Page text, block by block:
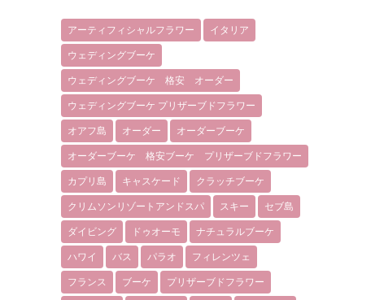
アーティフィシャルフラワー イタリア
ウェディングブーケ
ウェディングブーケ 格安 オーダー
ウェディングブーケ プリザーブドフラワー
オアフ島 オーダー オーダーブーケ
オーダーブーケ 格安ブーケ プリザーブドフラワー
カプリ島 キャスケード クラッチブーケ
クリムソンリゾートアンドスパ スキー セブ島
ダイビング ドゥオーモ ナチュラルブーケ
ハワイ バス パラオ フィレンツェ
フランス ブーケ プリザーブドフラワー